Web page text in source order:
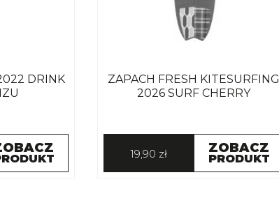
DRINK
ZAPACH FRESH KITESURFING
2026 SURF CHERRY
19,90 zł ZOBACZ
PRODUKT